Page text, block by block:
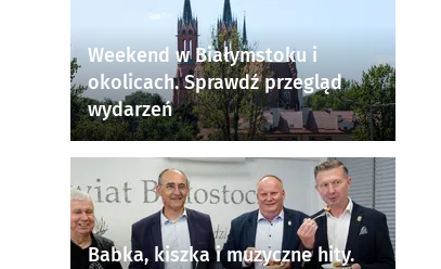
Weekend w Białymstoku i
okolicach. Sprawdź przegląd
wydarzeń
Babka, kiszka i muzyczne hity.